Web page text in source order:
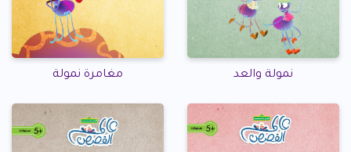
نمولة والعد مغامرة نمولة